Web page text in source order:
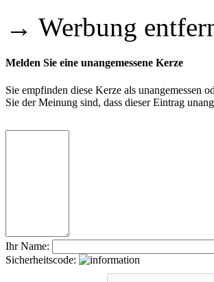
→ Werbung
Melden Sie eine unangemessene Kerze
Sie empfinden diese Kerze als unangemessen
Sie der Meinung sind, dass dieser Eintrag
Ihr Name:
Sicherheitscode: